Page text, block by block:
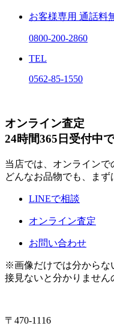
お客様専用 通話料
0800-200-2860
TEL
0562-85-1550
オンライン査定
24時間365日受付中で
当店では、オンラインで
どんなお品物でも、まず
LINEで相談
オンライン査定
お問い合わせ
※画像だけでは分からな
接見ないと分かりません
〒470-1116